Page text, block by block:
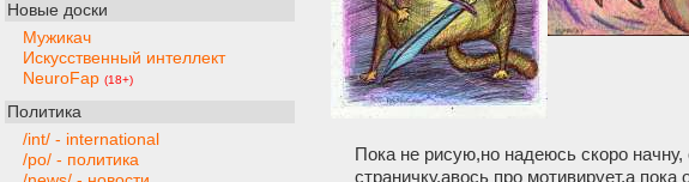
Новые доски
Мужикач
Искусственный интеллект
NeuroFap (18+)
Политика
/int/ - international
/po/ - политика
Пока не рисую,но надеюсь скоро
страничку,авось про мотивирует,а пока